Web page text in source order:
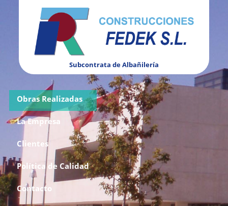
Subcontrata de Albañilería
Obras Realizadas
La Empresa
Clientes
Política de Calidad
Contacto